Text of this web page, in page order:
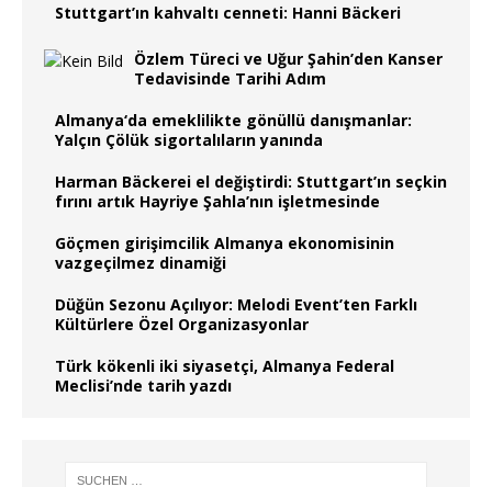
Stuttgart’ın kahvaltı cenneti: Hanni Bäckeri
Özlem Türeci ve Uğur Şahin’den Kanser
Tedavisinde Tarihi Adım
Almanya‘da emeklilikte gönüllü danışmanlar:
Yalçın Çölük sigortalıların yanında
Harman Bäckerei el değiştirdi: Stuttgart’ın seçkin
fırını artık Hayriye Şahla’nın işletmesinde
Göçmen girişimcilik Almanya ekonomisinin
vazgeçilmez dinamiği
Düğün Sezonu Açılıyor: Melodi Event’ten Farklı
Kültürlere Özel Organizasyonlar
Türk kökenli iki siyasetçi, Almanya Federal
Meclisi’nde tarih yazdı